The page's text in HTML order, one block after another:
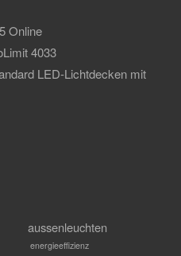
Online
4033
LED-Lichtdecken mit
aussenleuchten
energieeffizienz